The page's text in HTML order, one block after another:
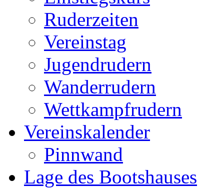
Ruderzeiten
Vereinstag
Jugendrudern
Wanderrudern
Wettkampfrudern
Vereinskalender
Pinnwand
Lage des Bootshauses